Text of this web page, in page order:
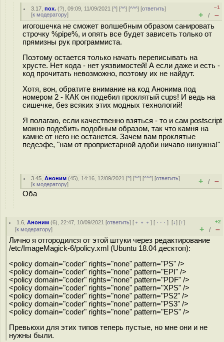
3.17 ,пох. (?), 09:09, 11/09/2021 [^] [^^] [^^^] [ответить]
[к модератору]
–1
+ / –
игогошечка не сможет волшебным образом санировать
строчку %pipe%, и опять все будет зависеть только от
прямизны рук программиста.
Поэтому остается только начать переписывать на
хрусте. Нет кода - нет уязвимостей! А если даже и есть -
код прочитать невозможно, поэтому их не найдут.
Хотя, вон, обратите внимание на код Анонима под
номером 2 - КАК он поде6ил проклятый cups! И ведь на
сишечке, без всяких этих модных технологий!
Я полагаю, если качественно взяться - то и сам postscript
можно подебить подобным образом, так что камня на
камне от него не останется. Зачем вам проклятые
педеэфе, "нам от проприетарной адоби ничаво нинужна!"
3.45 ,Аноним (45), 14:16, 12/09/2021 [^] [^^] [^^^] [ответить]
[к модератору] + / –
Оба
1.6 ,Аноним (6), 22:47, 10/09/2021 [ответить] [ ﹢﹢﹢] [ · · ·][↓] [↑]
[к модератору]
+2
+ / –
Лично я отгородился от этой штуки через редактирование
/etc/ImageMagick-6/policy.xml (Ubuntu 18.04 десктоп):
<policy domain="coder" rights="none" pattern="PS" />
<policy domain="coder" rights="none" pattern="EPI" />
<policy domain="coder" rights="none" pattern="PDF" />
<policy domain="coder" rights="none" pattern="XPS" />
<policy domain="coder" rights="none" pattern="PS2" />
<policy domain="coder" rights="none" pattern="PS3" />
<policy domain="coder" rights="none" pattern="EPS" />
Превьюхи для этих типов теперь пустые, но мне они и не
нужны были.